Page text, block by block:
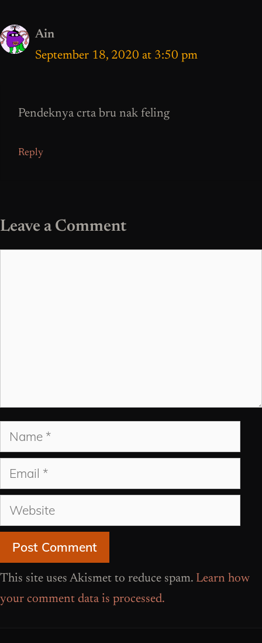
Ain
September 18, 2020 at 3:50 pm
Pendeknya crta bru nak feling
Reply
Leave a Comment
Name
Email
Website
This site uses Akismet to reduce spam. Learn how
your comment data is processed.